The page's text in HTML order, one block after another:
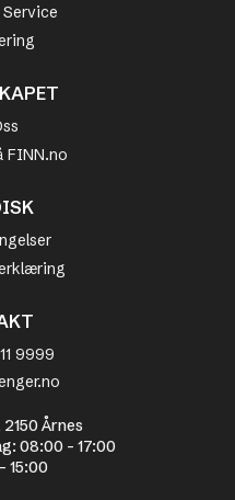
FINN.no
9999
Årnes
08:00 - 17:00
15:00